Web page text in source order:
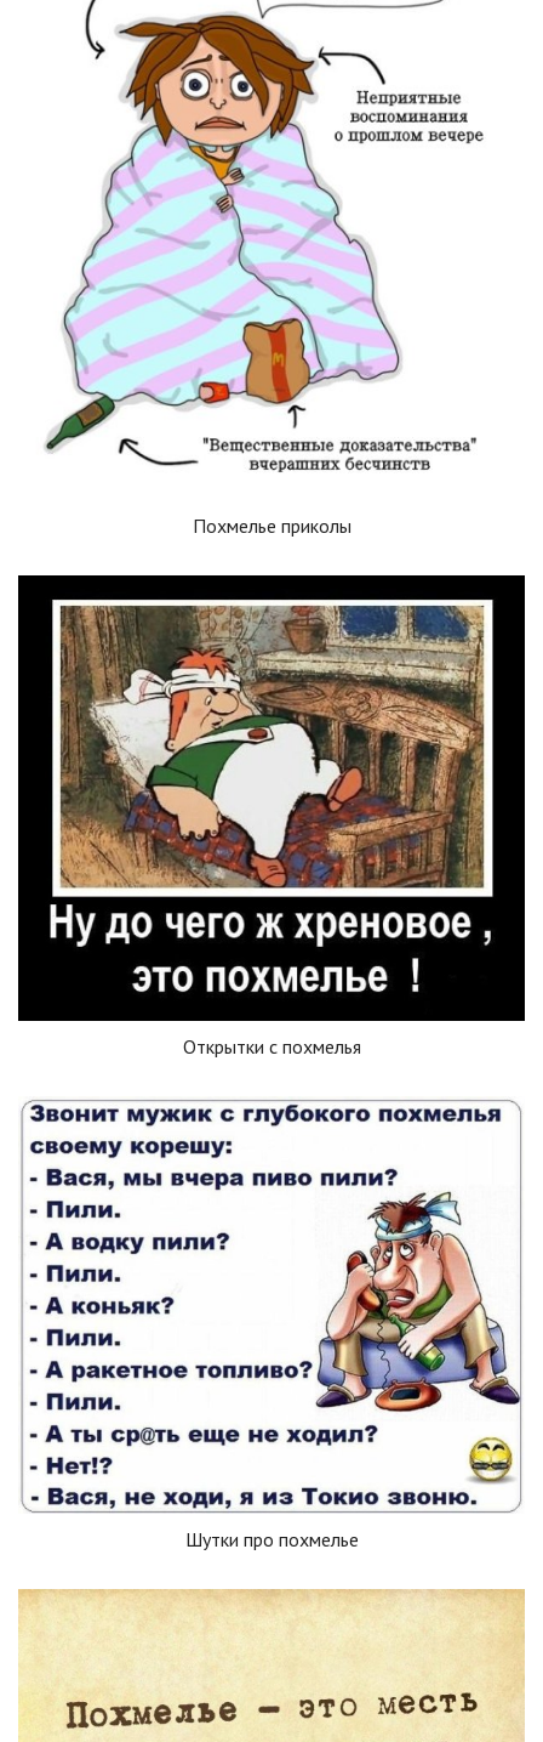
Похмелье приколы
Открытки с похмелья
Шутки про похмелье